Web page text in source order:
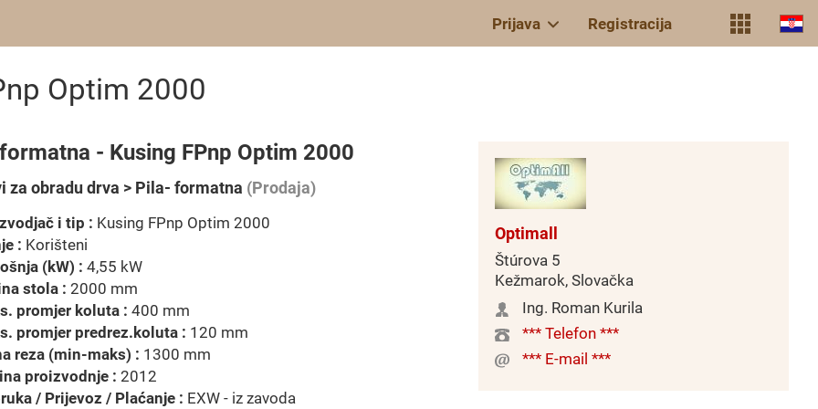
Prijava Registracija
Optim 2000
- Kusing FPnp Optim 2000
za obradu drva > Pila- formatna (Prodaja)
i tip : Kusing FPnp Optim 2000
: Korišteni
(kW) : 4,55 kW
stola : 2000 mm
promjer koluta : 400 mm
promjer predrez.koluta : 120 mm
reza (min-maks) : 1300 mm
proizvodnje : 2012
/ Prijevoz / Plaćanje : EXW - iz zavoda
Optimall
Štúrova 5
Kežmarok, Slovačka
Ing. Roman Kurila
*** Telefon ***
*** E-mail ***